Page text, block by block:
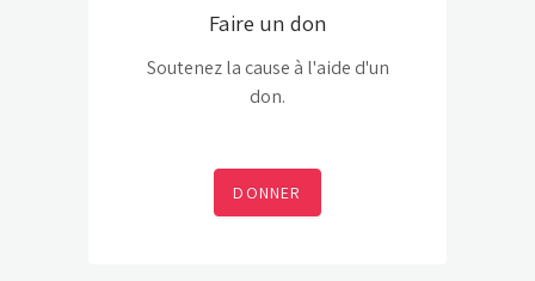
Faire un don
Soutenez la cause à l'aide d'un
don.
DONNER